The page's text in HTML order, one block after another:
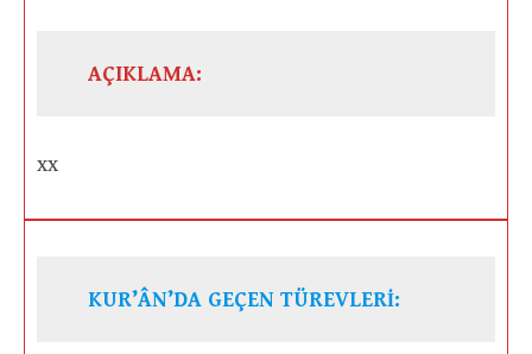
AÇIKLAMA:
xx
KUR’ÂN’DA GEÇEN TÜREVLERİ: